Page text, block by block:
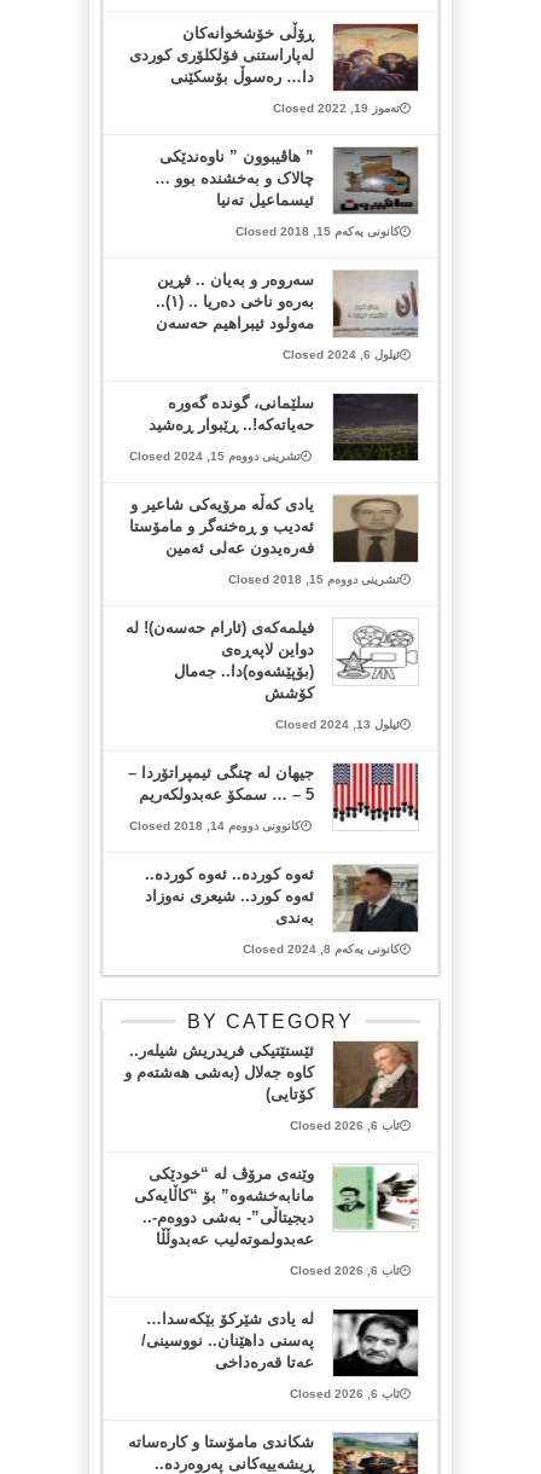
ڕۆڵی خۆشخوانه‌كان
له‌پاراستنی فۆلكلۆری كوردی
دا… رەسوڵ بۆسكێنی
تەموز 19, 2022 Closed
” هاڤیبوون ” ناوەندێکی
چالاک و بەخشندە بوو …
ئیسماعیل تەنیا
کانونی یەکەم 15, 2018 Closed
سەروەر و بەیان .. فڕین
بەرەو ناخی دەریا .. (١)..
مەولود ئیبراهیم حەسەن
ئیلول 6, 2024 Closed
سلێمانی، گوندە گەورە
حەیاتەکە!.. ڕێبوار ڕەشید
تشرینی دووەم 15, 2024 Closed
یادی کەڵە مرۆیەکی شاعیر و
ئەدیب و ڕەخنەگر و مامۆستا
فەرەیدون عەلی ئەمین
تشرینی دووەم 15, 2018 Closed
فیلمەکەی (ئارام حەسەن)! لە
دواین لاپەڕەی
(بۆپێشەوە)دا.. جەمال
کۆشش
ئیلول 13, 2024 Closed
جیهان لە چنگى ئیمپراتۆردا –
5 – … سمکۆ عەبدولکەریم
کانوونی دووەم 14, 2018 Closed
ئەوە کوردە.. ئەوە کوردە..
ئەوە کورد.. شیعری نەوزاد
بەندی
کانونی یەکەم 8, 2024 Closed
BY CATEGORY
ئێستێتیکی فریدریش شیلەر..
کاوە جەلال (بەشی هەشتەم و
کۆتایی)
ئاب 6, 2026 Closed
وێنەی مرۆڤ لە “خودێکی
مانابەخشەوە” بۆ “کاڵایەکی
دیجیتاڵی”- بەشی دووەم-..
عەبدولموتەلیب عەبدوڵڵا
ئاب 6, 2026 Closed
لە یادی شێرکۆ بێکەسدا…
پەسنی داهێنان.. نووسینی/
عەتا قەرەداخی
ئاب 6, 2026 Closed
شکاندی مامۆستا و کارەساتە
ڕیشەییەکانی پەروەردە..